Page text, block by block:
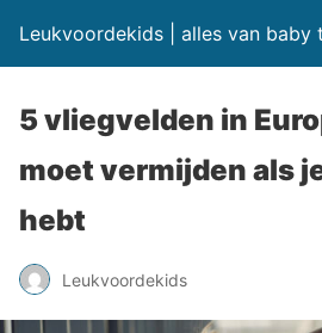
Leukvoordekids | alles van baby
5 vliegvelden in
moet vermijden als
hebt
Leukvoordekids